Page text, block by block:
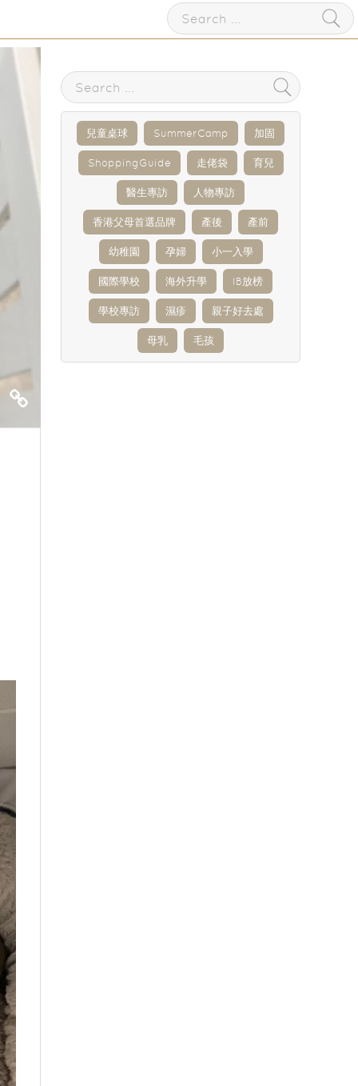
兒童桌球 SummerCamp 加固
ShoppingGuide 走佬袋 育兒
醫生專訪 人物專訪
香港父母首選品牌 產後 產前
幼稚園 孕婦 小一入學
國際學校 海外升學 IB放榜
學校專訪 濕疹 親子好去處
母乳 毛孩